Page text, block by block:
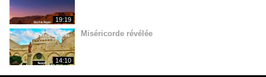
19:19
14:10
Miséricorde révélée